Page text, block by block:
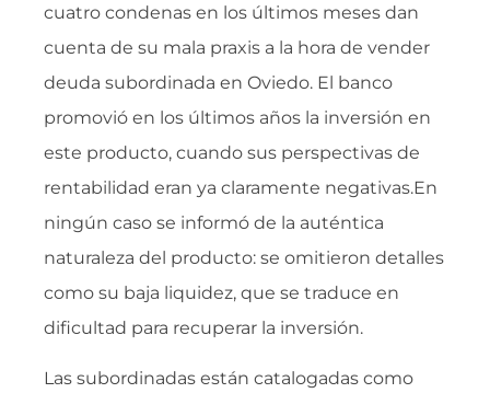
cuatro condenas en los últimos meses dan
cuenta de su mala praxis a la hora de vender
deuda subordinada en Oviedo. El banco
promovió en los últimos años la inversión en
este producto, cuando sus perspectivas de
rentabilidad eran ya claramente negativas.En
ningún caso se informó de la auténtica
naturaleza del producto: se omitieron detalles
como su baja liquidez, que se traduce en
dificultad para recuperar la inversión.
Las subordinadas están catalogadas como